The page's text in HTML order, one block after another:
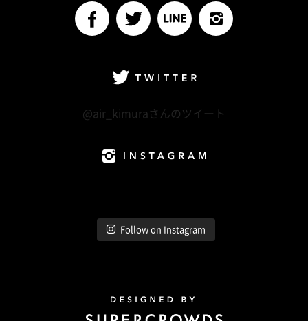
@air_kimuraさんのツイート
Follow on Instagram